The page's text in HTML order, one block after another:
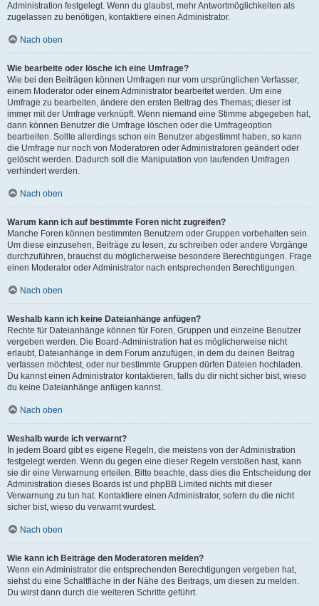
Administration festgelegt. Wenn du glaubst, mehr Antwortmöglichkeiten als
zugelassen zu benötigen, kontaktiere einen Administrator.
Nach oben
Wie bearbeite oder lösche ich eine Umfrage?
Wie bei den Beiträgen können Umfragen nur vom ursprünglichen Verfasser,
einem Moderator oder einem Administrator bearbeitet werden. Um eine
Umfrage zu bearbeiten, ändere den ersten Beitrag des Themas; dieser ist
immer mit der Umfrage verknüpft. Wenn niemand eine Stimme abgegeben hat,
dann können Benutzer die Umfrage löschen oder die Umfrageoption
bearbeiten. Sollte allerdings schon ein Benutzer abgestimmt haben, so kann
die Umfrage nur noch von Moderatoren oder Administratoren geändert oder
gelöscht werden. Dadurch soll die Manipulation von laufenden Umfragen
verhindert werden.
Nach oben
Warum kann ich auf bestimmte Foren nicht zugreifen?
Manche Foren können bestimmten Benutzern oder Gruppen vorbehalten sein.
Um diese einzusehen, Beiträge zu lesen, zu schreiben oder andere Vorgänge
durchzuführen, brauchst du möglicherweise besondere Berechtigungen. Frage
einen Moderator oder Administrator nach entsprechenden Berechtigungen.
Nach oben
Weshalb kann ich keine Dateianhänge anfügen?
Rechte für Dateianhänge können für Foren, Gruppen und einzelne Benutzer
vergeben werden. Die Board-Administration hat es möglicherweise nicht
erlaubt, Dateianhänge in dem Forum anzufügen, in dem du deinen Beitrag
verfassen möchtest, oder nur bestimmte Gruppen dürfen Dateien hochladen.
Du kannst einen Administrator kontaktieren, falls du dir nicht sicher bist, wieso
du keine Dateianhänge anfügen kannst.
Nach oben
Weshalb wurde ich verwarnt?
In jedem Board gibt es eigene Regeln, die meistens von der Administration
festgelegt werden. Wenn du gegen eine dieser Regeln verstoßen hast, kann
sie dir eine Verwarnung erteilen. Bitte beachte, dass dies die Entscheidung der
Administration dieses Boards ist und phpBB Limited nichts mit dieser
Verwarnung zu tun hat. Kontaktiere einen Administrator, sofern du die nicht
sicher bist, wieso du verwarnt wurdest.
Nach oben
Wie kann ich Beiträge den Moderatoren melden?
Wenn ein Administrator die entsprechenden Berechtigungen vergeben hat,
siehst du eine Schaltfläche in der Nähe des Beitrags, um diesen zu melden.
Du wirst dann durch die weiteren Schritte geführt.